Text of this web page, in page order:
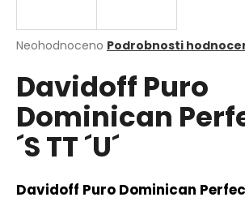
Průměrné
produktu
je
0,0
5
hvězdiček.
Neohodnoceno Podrobnosti
Davidoff Puro
Dominican
´S TT ´U´
Davidoff Puro Dominican
j
t
?
HLEDAT